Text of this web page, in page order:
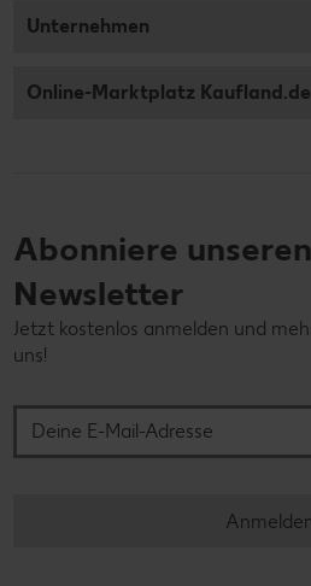
Unternehmen
Online-Marktplatz Kaufland.de
Abonniere
Newsletter
Jetzt kostenlos anmelden und
uns!